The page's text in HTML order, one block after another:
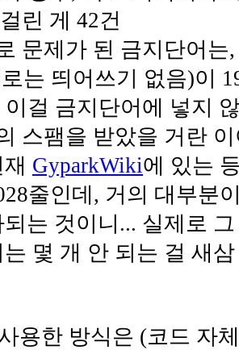
린 게 42건
문제가 된 금지단어는
는 띄어쓰기 없음)이
이걸 금지단어에 넣지
스팸을 받았을 거란
GyparkWiki에 있는
줄인데, 거의 대부분
되는 것이니... 실제로
는 몇 개 안 되는 걸 새
용한 방식은 (코드 자